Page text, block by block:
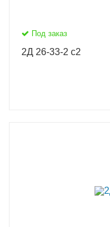
Под заказ
2Д 26-33-2 с2